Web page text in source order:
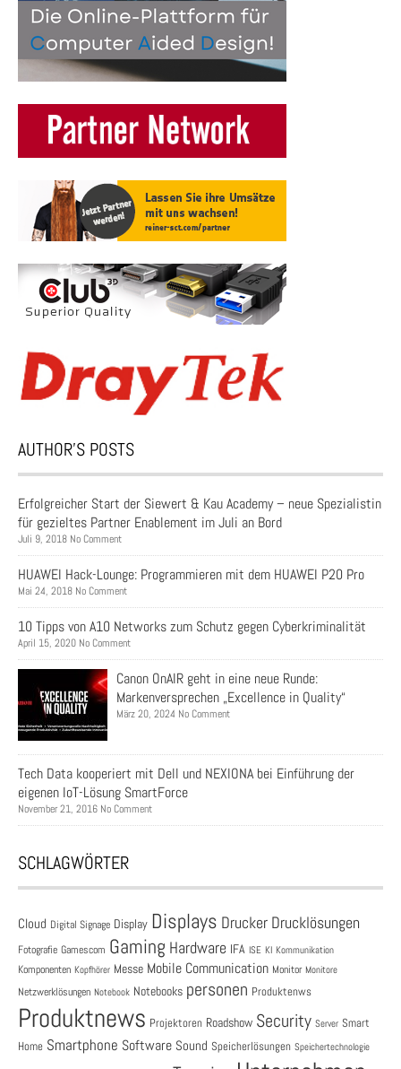
AUTHOR’S POSTS
Erfolgreicher Start der Siewert & Kau Academy – neue Spezialistin
für gezieltes Partner Enablement im Juli an Bord
Juli 9, 2018 No Comment
HUAWEI Hack-Lounge: Programmieren mit dem HUAWEI P20 Pro
Mai 24, 2018 No Comment
10 Tipps von A10 Networks zum Schutz gegen Cyberkriminalität
April 15, 2020 No Comment
Canon OnAIR geht in eine neue Runde:
Markenversprechen „Excellence in Quality“
März 20, 2024 No Comment
Tech Data kooperiert mit Dell und NEXIONA bei Einführung der
eigenen IoT-Lösung SmartForce
November 21, 2016 No Comment
SCHLAGWÖRTER
Cloud Digital Signage Display Displays Drucker Drucklösungen
Fotografie Gamescom Gaming Hardware IFA ISE KI Kommunikation
Komponenten Kopfhörer Messe Mobile Communication Monitor Monitore
Netzwerklösungen Notebook Notebooks personen Produktenws
Produktnews Projektoren Roadshow Security Server Smart
Home Smartphone Software Sound Speicherlösungen Speichertechnologie